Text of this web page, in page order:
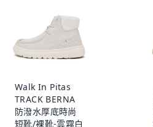
Walk In Pitas
TRACK BERNA
防潑水厚底時尚
短靴/裸靴-雲霧白